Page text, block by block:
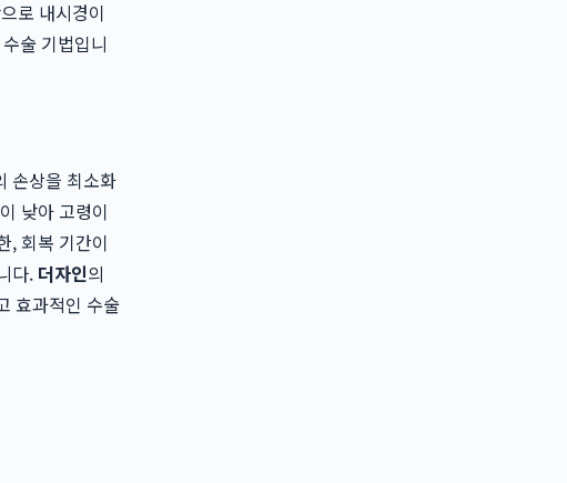
로 내시경이
술 기법입니
손상을 최소화
낮아 고령이
, 회복 기간이
다. 더자인의
효과적인 수술